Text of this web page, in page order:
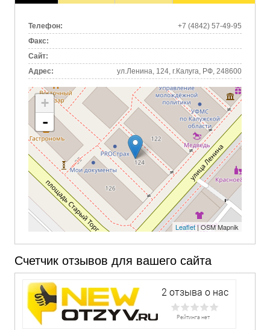
(активная
Телефон:
+7 (4842) 57-49-95
Факс:
Сайт:
Адрес:
ул.Ленина, 124, г.Калуга, РФ, 248600
+
-
Leaflet| OSM Mapnik
Счетчик отзывов для вашего сайта